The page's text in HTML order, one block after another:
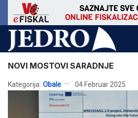
NOVI MOSTOVI SARADNJE
Kategorija: Obale 04 Februar 2025